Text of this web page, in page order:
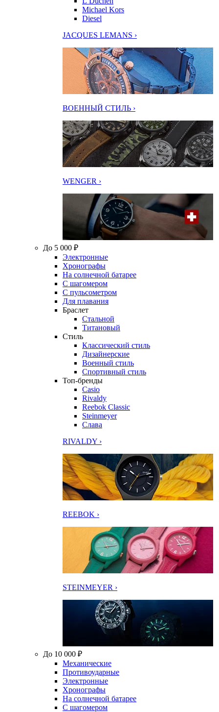
Michael Kors
Diesel
JACQUES LEMANS ›
ВОЕННЫЙ СТИЛЬ ›
WENGER ›
До 5 000 ₽
Электронные
Хронографы
На солнечной батарее
С шагомером
С пульсометром
Для плавания
Браслет
Стальной
Титановый
Стиль
Классический стиль
Дизайнерские
Военный стиль
Спортивный стиль
Топ-бренды
Casio
Rivaldy
Reebok Classic
Steinmeyer
Слава
RIVALDY ›
REEBOK ›
STEINMEYER ›
До 10 000 ₽
Механические
Противоударные
Электронные
Хронографы
На солнечной батарее
С шагомером